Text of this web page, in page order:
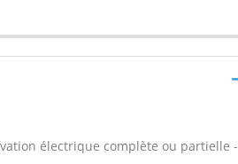
électrique complète ou partielle -